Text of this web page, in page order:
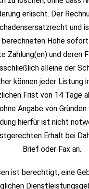
erlischt. Der
und
berechneten Höhe sofort
Zahlung(en) und deren
alleine der
können jeder Listung
Frist von 14 Tage
Angabe von
hierfür ist nicht
Erhalt bei
Brief oder Fax an.
ist berechtigt, eine